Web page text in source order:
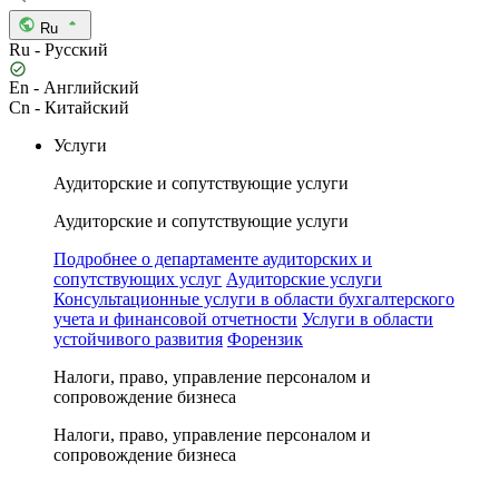
Ru
Ru - Русский
En - Английский
Cn - Китайский
Услуги
Аудиторские и сопутствующие услуги
Аудиторские и сопутствующие услуги
Подробнее о департаменте аудиторских и
сопутствующих услуг Аудиторские услуги
Консультационные услуги в области бухгалтерского
учета и финансовой отчетности Услуги в области
устойчивого развития Форензик
Налоги, право, управление персоналом и
сопровождение бизнеса
Налоги, право, управление персоналом и
сопровождение бизнеса